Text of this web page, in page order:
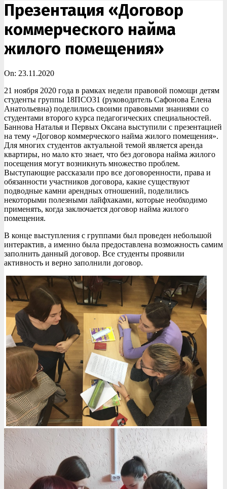
Презентация «Договор
коммерческого найма
жилого помещения»
On: 23.11.2020
21 ноября 2020 года в рамках недели правовой помощи детям
студенты группы 18ПСО31 (руководитель Сафонова Елена
Анатольевна) поделились своими правовыми знаниями со
студентами второго курса педагогических специальностей.
Баннова Наталья и Первых Оксана выступили с презентацией
на тему «Договор коммерческого найма жилого помещения».
Для многих студентов актуальной темой является аренда
квартиры, но мало кто знает, что без договора найма жилого
посещения могут возникнуть множество проблем.
Выступающие рассказали про все договоренности, права и
обязанности участников договора, какие существуют
подводные камни арендных отношений, поделились
некоторыми полезными лайфхаками, которые необходимо
применять, когда заключается договор найма жилого
помещения.
В конце выступления с группами был проведен небольшой
интерактив, а именно была предоставлена возможность самим
заполнить данный договор. Все студенты проявили
активность и верно заполнили договор.